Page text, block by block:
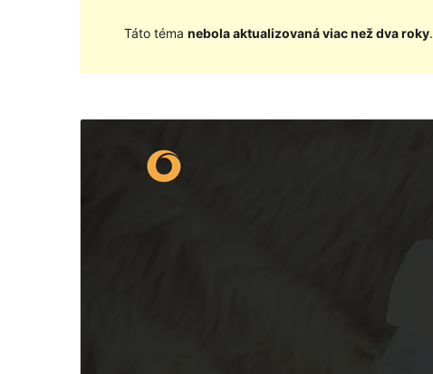
Táto téma nebola aktualizovaná viac než dva roky